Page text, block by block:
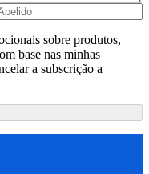
sobre produtos,
base nas minhas
a subscrição a